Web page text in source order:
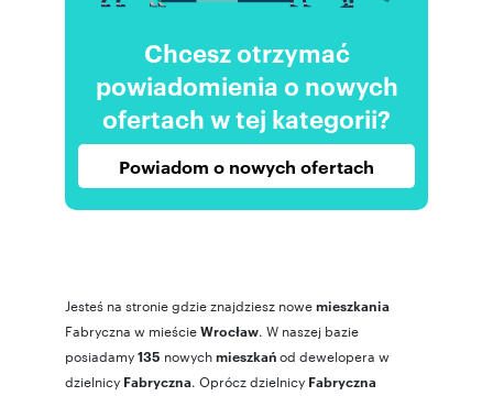
Chcesz otrzymać
powiadomienia o nowych
ofertach w tej kategorii?
Powiadom o nowych ofertach
Jesteś na stronie gdzie znajdziesz nowemieszkania
Fabryczna w mieścieWrocław. W naszej bazie
posiadamy135 nowychmieszkańod dewelopera w
dzielnicy Fabryczna. Oprócz dzielnicy Fabryczna